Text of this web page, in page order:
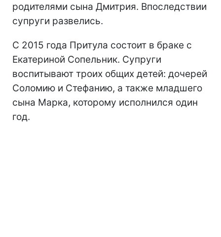
родителями сына Дмитрия. Впоследствии
супруги развелись.
С 2015 года Притула состоит в браке с
Екатериной Сопельник. Супруги
воспитывают троих общих детей: дочерей
Соломию и Стефанию, а также младшего
сына Марка, которому исполнился один
год.